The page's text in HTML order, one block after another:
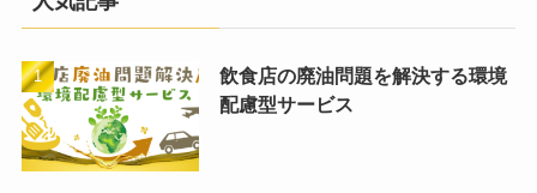
飲食店の廃油問題を解決する環境
配慮型サービス